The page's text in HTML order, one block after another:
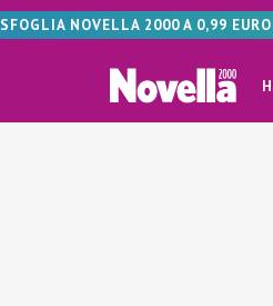
SFOGLIA NOVELLA 2000 A 0,99